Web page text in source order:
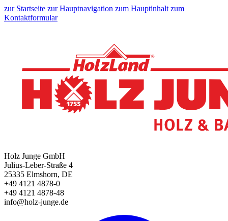
zur Startseite zur Hauptnavigation zum Hauptinhalt zum
Kontaktformular
Holz Junge GmbH
Julius-Leber-Straße 4
25335 Elmshorn, DE
+49 4121 4878-0
+49 4121 4878-48
info@holz-junge.de